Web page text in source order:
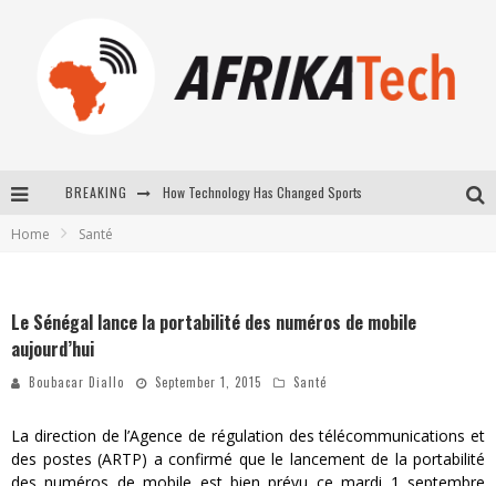
BREAKING How Technology Has Changed Sports
New to online sports betting? Consider These Tips to Play Your First Online Sports Betting Successfully
Home Santé
Le Sénégal lance la portabilité des numéros de mobile
aujourd’hui
Boubacar Diallo September 1, 2015 Santé
La direction de l’Agence de régulation des télécommunications et
des postes (ARTP) a confirmé que le lancement de la portabilité